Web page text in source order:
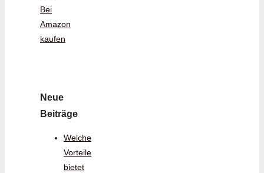
Bei
Amazon
kaufen
Neue
Beiträge
Welche
Vorteile
bietet